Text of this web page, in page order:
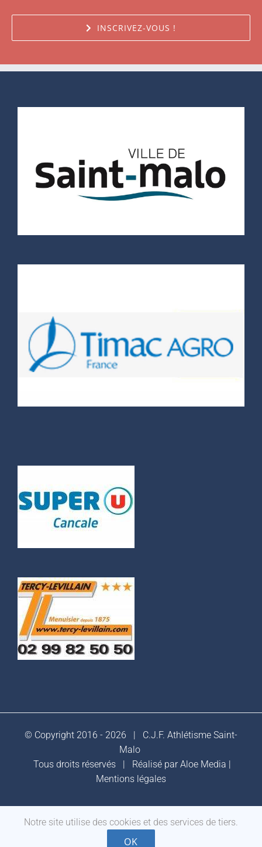
INSCRIVEZ-VOUS !
© Copyright 2016 - 2026 | C.J.F. Athlétisme Saint-
Malo
Tous droits réservés | Réalisé parAloe Media
Mentions légales
Facebook
Notre site utilise des cookies et des services de tiers.
OK